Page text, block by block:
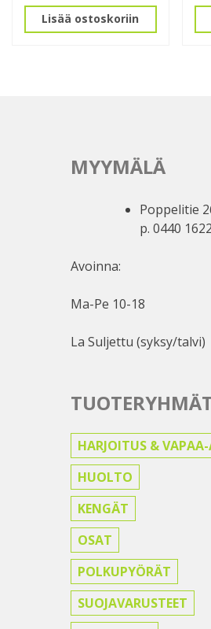
Lisää ostoskoriin
MYYMÄLÄ
Poppelitie
p. 0440
Avoinna:
Ma-Pe 10-18
La Suljettu (syksy/talvi)
HARJOITUS &
HUOLTO
KENGÄT
OSAT
POLKUPYÖRÄT
SUOJAVARUSTEET